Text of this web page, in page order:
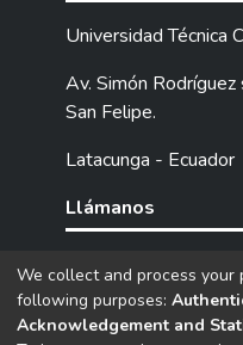
Universidad Técnica
Av. Simón
San Felipe.
Latacunga - Ecuador
Llámanos
Tel: (593) 03
DSpace software
We collect and process
following purposes:
Acknowledgement and